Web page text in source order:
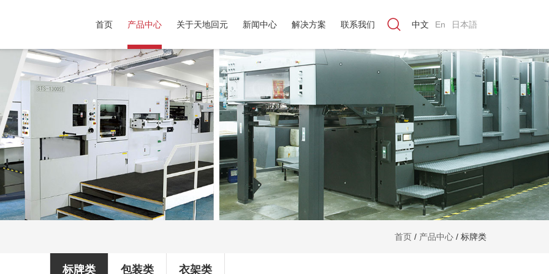
首页 产品中心 关于天地回元 新闻中心 解决方案 联系我们 中文 En 日本語
首页 / 产品中心 / 标牌类
标牌类 包装类 衣架类